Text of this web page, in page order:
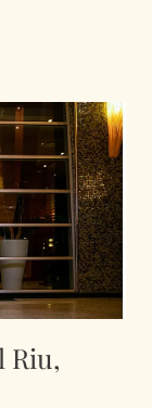
Riu,